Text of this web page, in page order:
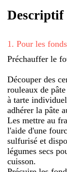
Descriptif
1 . Pour les
Préchauffer le
Découper des
rouleaux de
à tarte
adhérer la pâte
Les mettre au
l'aide d'une
sulfurisé et
légumes secs
cuisson.